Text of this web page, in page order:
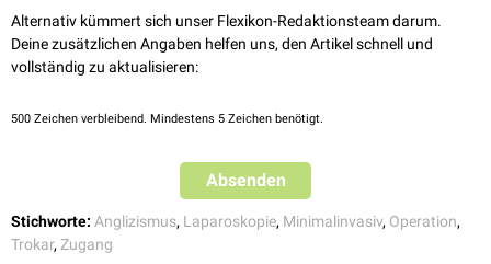
andauernder Schmerzen im Umbilikalbereich war bei beiden Verfahren
miteinander vergleichbar.[1]
Cholezystektomie)
Appendektomie
Hemikolektomie
Magenoperationen(z.B. gastric banding)
Hysterektomie
Zystektomie
siehe auch:NOTES
Alternativ kümmert sich unser Flexikon-Redaktionsteam darum.
Deine zusätzlichen Angaben helfen uns, den Artikel schnell und
vollständig zu aktualisieren:
500 Zeichen verbleibend. Mindestens 5 Zeichen benötigt.
Absenden
Stichworte: Anglizismus, Laparoskopie, Minimalinvasiv, Operation,
Trokar, Zugang